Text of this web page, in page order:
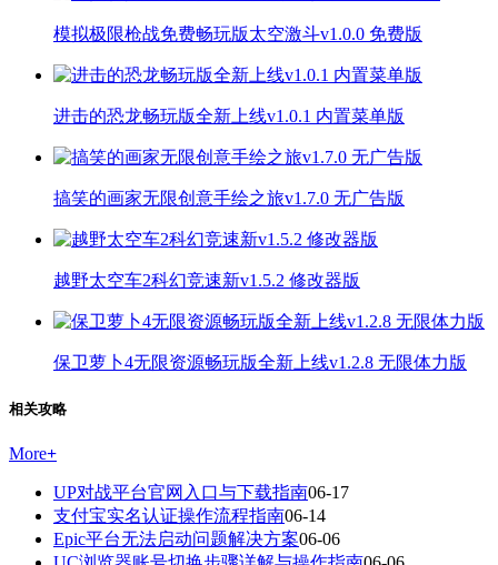
模拟极限枪战免费畅玩版太空激斗v1.0.0 免费版
进击的恐龙畅玩版全新上线v1.0.1 内置菜单版
搞笑的画家无限创意手绘之旅v1.7.0 无广告版
越野太空车2科幻竞速新v1.5.2 修改器版
保卫萝卜4无限资源畅玩版全新上线v1.2.8 无限体力版
相关攻略
More+
UP对战平台官网入口与下载指南06-17
支付宝实名认证操作流程指南06-14
Epic平台无法启动问题解决方案06-06